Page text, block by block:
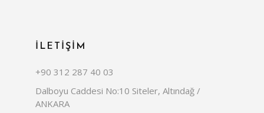
İLETİŞİM
+90 312 287 40 03
Dalboyu Caddesi No:10 Siteler, Altındağ /
ANKARA